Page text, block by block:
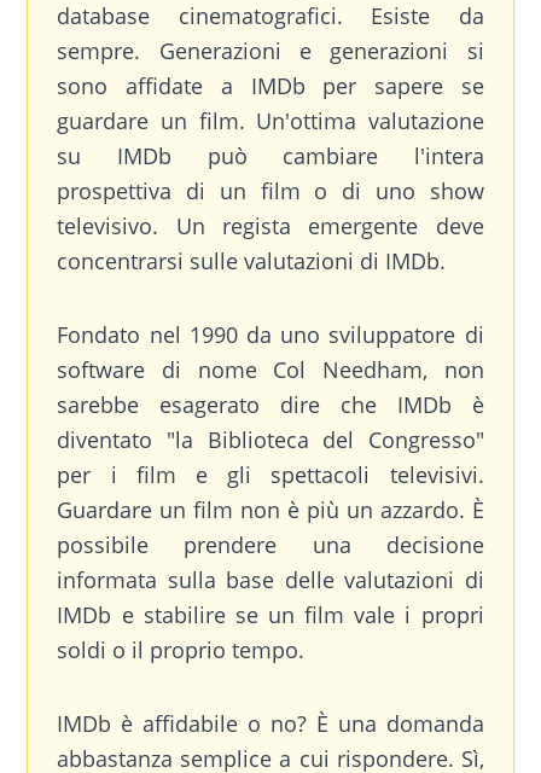
database cinematografici. Esiste da
sempre. Generazioni e generazioni si
sono affidate a IMDb per sapere se
guardare un film. Un'ottima valutazione
su IMDb può cambiare l'intera
prospettiva di un film o di uno show
televisivo. Un regista emergente deve
concentrarsi sulle valutazioni di IMDb.
Fondato nel 1990 da uno sviluppatore di
software di nome Col Needham, non
sarebbe esagerato dire che IMDb è
diventato "la Biblioteca del Congresso"
per i film e gli spettacoli televisivi.
Guardare un film non è più un azzardo. È
possibile prendere una decisione
informata sulla base delle valutazioni di
IMDb e stabilire se un film vale i propri
soldi o il proprio tempo.
IMDb è affidabile o no? È una domanda
abbastanza semplice a cui rispondere. Sì,